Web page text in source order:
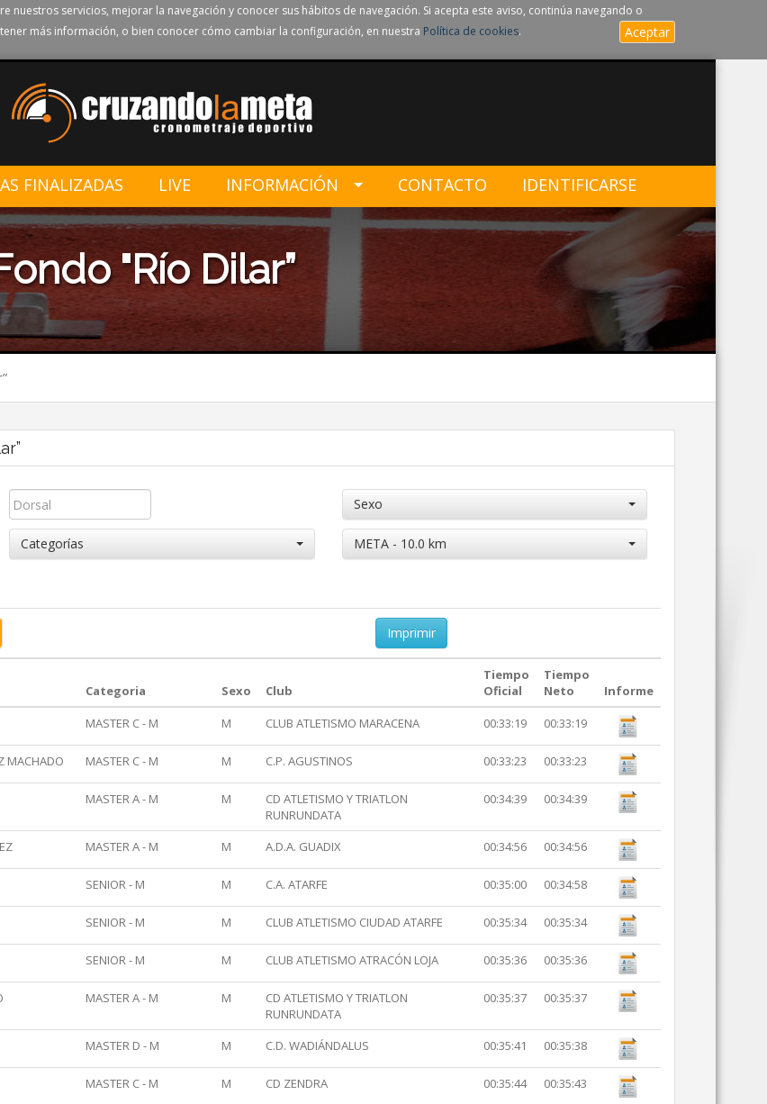
servicios, mejorar la navegación y conocer sus hábitos de navegación. Si acepta este aviso, continúa navegando o
más información, o bien conocer cómo cambiar la configuración, en nuestra Política de cookies. Aceptar
FINALIZADAS LIVE INFORMACIÓN CONTACTO IDENTIFICARSE
"Río Dilar”
Sexo
Categorías META - 10.0 km
Imprimir
Categoria Sexo Club
Tiempo
Oficial
Tiempo
Neto
Informe
MASTER C - M M CLUB ATLETISMO MARACENA 00:33:19 00:33:19
MACHADO MASTER C - M M C.P. AGUSTINOS 00:33:23 00:33:23
MASTER A - M M
CD ATLETISMO Y TRIATLON
RUNRUNDATA
00:34:39 00:34:39
MASTER A - M M A.D.A. GUADIX 00:34:56 00:34:56
SENIOR - M M C.A. ATARFE 00:35:00 00:34:58
SENIOR - M M CLUB ATLETISMO CIUDAD ATARFE 00:35:34 00:35:34
SENIOR - M M CLUB ATLETISMO ATRACÓN LOJA 00:35:36 00:35:36
MASTER A - M M
CD ATLETISMO Y TRIATLON
RUNRUNDATA
00:35:37 00:35:37
MASTER D - M M C.D. WADIÁNDALUS 00:35:41 00:35:38
MASTER C - M M CD ZENDRA 00:35:44 00:35:43